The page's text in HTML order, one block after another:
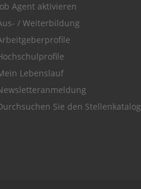
Agent aktivieren
/ Weiterbildung
Lebenslauf
Sie den Stellenkatalog